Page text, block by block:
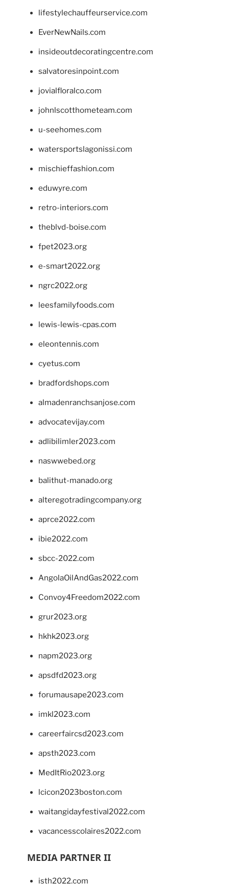
lifestylechauffeurservice.com
EverNewNails.com
insideoutdecoratingcentre.com
salvatoresinpoint.com
jovialfloralco.com
johnlscotthometeam.com
u-seehomes.com
watersportslagonissi.com
mischieffashion.com
eduwyre.com
retro-interiors.com
theblvd-boise.com
fpet2023.org
e-smart2022.org
ngrc2022.org
leesfamilyfoods.com
lewis-lewis-cpas.com
eleontennis.com
cyetus.com
bradfordshops.com
almadenranchsanjose.com
advocatevijay.com
adlibilimler2023.com
naswwebed.org
balithut-manado.org
alteregotradingcompany.org
aprce2022.com
ibie2022.com
sbcc-2022.com
AngolaOilAndGas2022.com
Convoy4Freedom2022.com
grur2023.org
hkhk2023.org
napm2023.org
apsdfd2023.org
forumausape2023.com
imkl2023.com
careerfaircsd2023.com
apsth2023.com
MedItRio2023.org
lcicon2023boston.com
waitangidayfestival2022.com
vacancesscolaires2022.com
MEDIA PARTNER II
isth2022.com